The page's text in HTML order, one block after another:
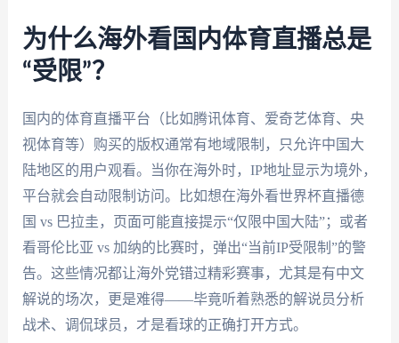
为什么海外看国内体育直播总是
“受限”？
国内的体育直播平台（比如腾讯体育、爱奇艺体育、央
视体育等）购买的版权通常有地域限制，只允许中国大
陆地区的用户观看。当你在海外时，IP地址显示为境外，
平台就会自动限制访问。比如想在海外看世界杯直播德
国 vs 巴拉圭，页面可能直接提示“仅限中国大陆”；或者
看哥伦比亚 vs 加纳的比赛时，弹出“当前IP受限制”的警
告。这些情况都让海外党错过精彩赛事，尤其是有中文
解说的场次，更是难得——毕竟听着熟悉的解说员分析
战术、调侃球员，才是看球的正确打开方式。